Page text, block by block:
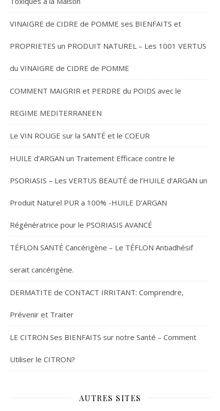
VINAIGRE de CIDRE de POMME ses BIENFAITS et
PROPRIETES un PRODUIT NATUREL – Les 1001 VERTUS
du VINAIGRE de CIDRE de POMME
COMMENT MAIGRIR et PERDRE du POIDS avec le
REGIME MEDITERRANEEN
Le VIN ROUGE sur la SANTÉ et le COEUR
HUILE d’ARGAN un Traitement Efficace contre le
PSORIASIS – Les VERTUS BEAUTÉ de l’HUILE d’ARGAN un
Produit Naturel PUR a 100% -HUILE D’ARGAN
Régénératrice pour le PSORIASIS AVANCÉ
TÉFLON SANTÉ Cancérigène – Le TÉFLON Antiadhésif
serait cancérigène.
DERMATITE de CONTACT IRRITANT: Comprendre,
Prévenir et Traiter
LE CITRON Ses BIENFAITS sur notre Santé – Comment
Utiliser le CITRON?
AUTRES SITES